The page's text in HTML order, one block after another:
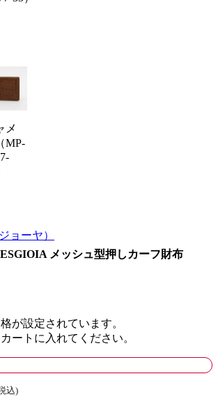
メ
MP-
ョーヤ）
メッシュ型押しカーフ財布
が設定されています。
ートに入れてください。
込)